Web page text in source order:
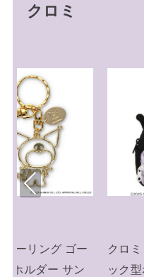
クロミ
クロミ ミニポーチ リュ
ック型ポーチ サンリオ
Pre